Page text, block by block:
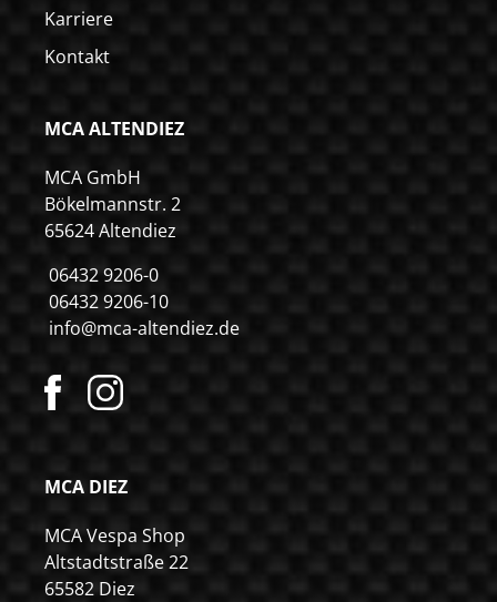
Karriere
Kontakt
MCA ALTENDIEZ
MCA GmbH
Bökelmannstr. 2
65624 Altendiez
06432 9206-0
06432 9206-10
info@mca-altendiez.de
MCA DIEZ
MCA Vespa Shop
Altstadtstraße 22
65582 Diez